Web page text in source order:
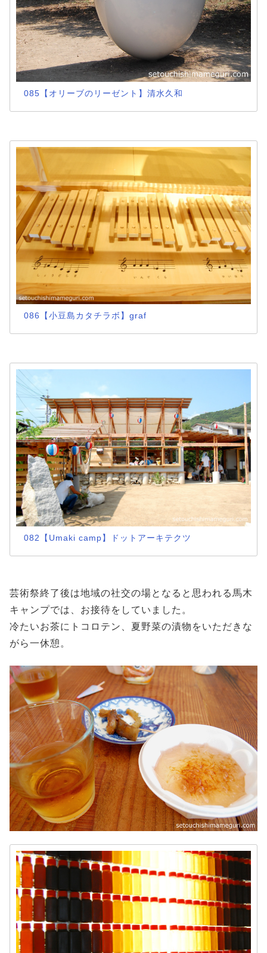
085【オリーブのリーゼント】清水久和
086【小豆島カタチラボ】graf
082【Umaki camp】ドットアーキテクツ
芸術祭終了後は地域の社交の場となると思われる馬木
キャンプでは、お接待をしていました。
冷たいお茶にトコロテン、夏野菜の漬物をいただきな
がら一休憩。